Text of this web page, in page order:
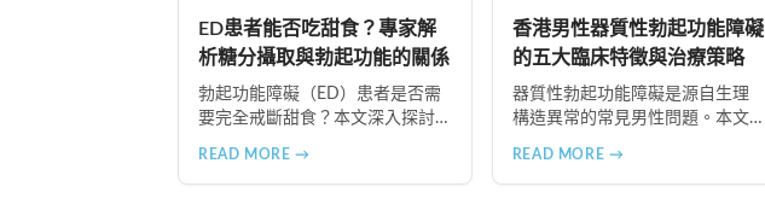
並重拾健康的性生活。
ED患者能否吃甜食？專家解
析糖分攝取與勃起功能的關係
勃起功能障礙（ED）患者是否需
要完全戒斷甜食？本文深入探討
及改善ED的飲食策略。了解如何
READ MORE →
香港男性器質性勃起功能障礙
的五大臨床特徵與治療策略
器質性勃起功能障礙是源自生理
構造異常的常見男性問題。本文
生理病因、治療效果差異大、需
READ MORE →